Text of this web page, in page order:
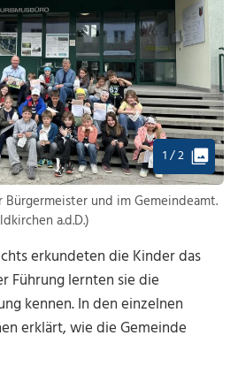
1 / 2
Bürgermeister und im Gemeindeamt.
a.d.D.)
erkundeten die Kinder das
Führung lernten sie die
kennen. In den einzelnen
erklärt, wie die Gemeinde